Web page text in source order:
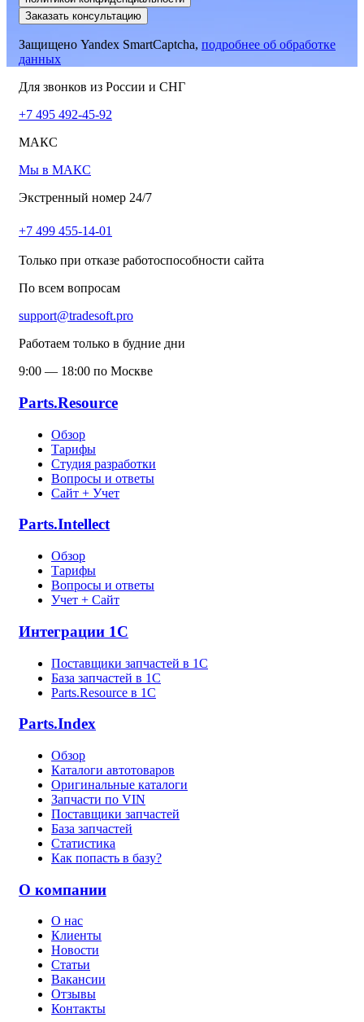
Заказать консультацию
Защищено Yandex SmartCaptcha, подробнее об обработке
данных
Для звонков из России и СНГ
+7 495 492-45-92
МАКС
Мы в МАКС
Экстренный номер 24/7
+7 499 455-14-01
Только при отказе работоспособности сайта
По всем вопросам
support@tradesoft.pro
Работаем только в будние дни
9:00 — 18:00 по Москве
Parts.Resource
Обзор
Тарифы
Студия разработки
Вопросы и ответы
Сайт + Учет
Parts.Intellect
Обзор
Тарифы
Вопросы и ответы
Учет + Сайт
Интеграции 1С
Поставщики запчастей в 1C
База запчастей в 1С
Parts.Resource в 1C
Parts.Index
Обзор
Каталоги автотоваров
Оригинальные каталоги
Запчасти по VIN
Поставщики запчастей
База запчастей
Статистика
Как попасть в базу?
О компании
О нас
Клиенты
Новости
Статьи
Вакансии
Отзывы
Контакты